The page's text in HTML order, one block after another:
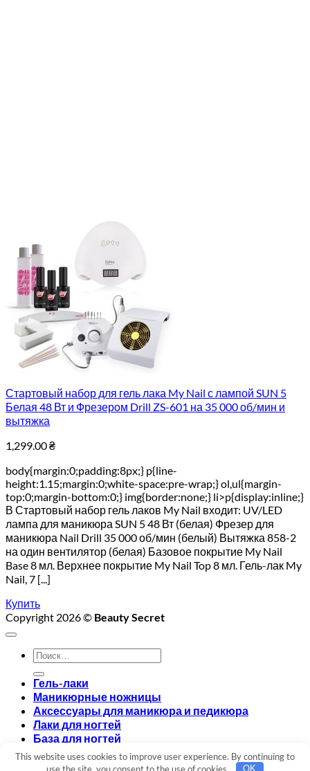
Стартовый набор для гель лака My Nail с лампой SUN 5
Белая 48 Вт и Фрезером Drill ZS-601 на 35 000 об/мин и
вытяжка
1,299.00₴
body{margin:0;padding:8px;} p{line-
height:1.15;margin:0;white-space:pre-wrap;} ol,ul{margin-
top:0;margin-bottom:0;} img{border:none;} li>p{display:inline;}
В Стартовый набор гель лаков My Nail входит: UV/LED
лампа для маникюра SUN 5 48 Вт (белая) Фрезер для
маникюра Nail Drill 35 000 об/мин (белый) Вытяжка 858-2
на один вентилятор (белая) Базовое покрытие My Nail
Base 8 мл. Верхнее покрытие My Nail Top 8 мл. Гель-лак My
Nail, 7 [...]
Купить
Copyright 2026 © Beauty Secret
Искать:
Гель-лаки
Маникюрные ножницы
Аксессуары для маникюра и педикюра
Лаки для ногтей
База для ногтей
Топ для ногтей
Вход
This website uses cookies to improve user experience. By continuing to
use the site, you consent to the use of cookies.
OK